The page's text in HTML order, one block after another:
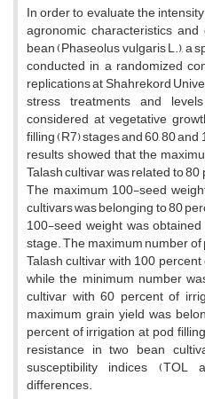
In order to evaluate the
agronomic characteristics
bean (Phaseolus vulgaris L.), a
conducted in a randomized
replications at Shahrekord
stress treatments and
considered at vegetative
filling (R7) stages and 60, 80
results showed that the
Talash cultivar was related to
The maximum 100-seed
cultivars was belonging to 80
100-seed weight was
stage. The maximum number
Talash cultivar with 100
while the minimum number
cultivar with 60 percent of
maximum grain yield was
percent of irrigation at pod
resistance in two bean
susceptibility indices (TOL
differences.